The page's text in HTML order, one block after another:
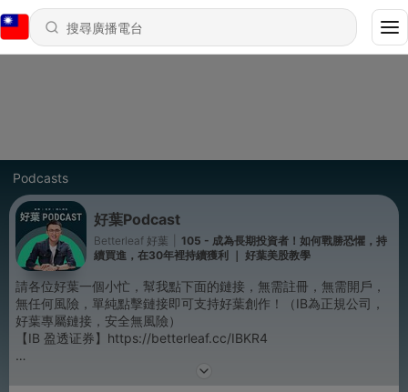
Podcasts
好葉Podcast
Betterleaf 好葉
105 - 成為長期投資者！如何戰勝恐懼，持
續買進，在30年裡持續獲利 ｜ 好葉美股教學
請各位好葉一個小忙，幫我點下面的鏈接，無需註冊，無需開戶，
無任何風險，單純點擊鏈接即可支持好葉創作！（IB為正規公司，
好葉專屬鏈接，安全無風險）
【IB 盈透证券】https://betterleaf.cc/IBKR4